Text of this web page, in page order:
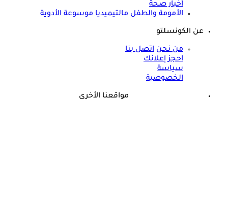
أخبار صحة
الأمومة والطفل مالتيميديا موسوعة الأدوية
عن الكونسلتو
من نحن اتصل بنا
احجز إعلانك
سياسة
الخصوصية
مواقعنا الأخرى